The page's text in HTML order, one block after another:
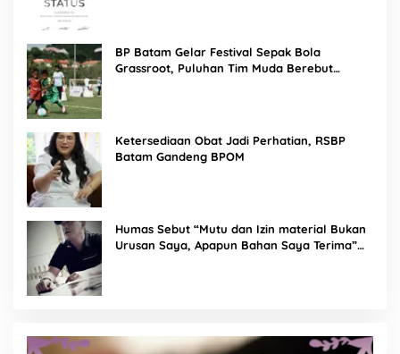
BP Batam Gelar Festival Sepak Bola
Grassroot, Puluhan Tim Muda Berebut
Ketersediaan Obat Jadi Perhatian, RSBP
Batam Gandeng BPOM
Humas Sebut “Mutu dan Izin material Bukan
Urusan Saya, Apapun Bahan Saya Terima”